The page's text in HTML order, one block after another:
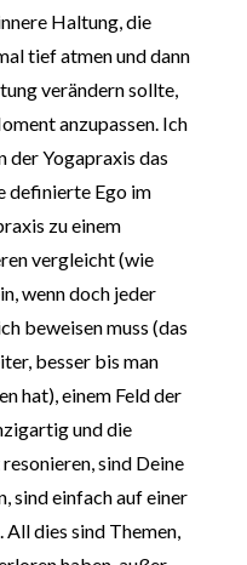
Haltung, die
tief atmen und dann
verändern sollte,
anzupassen. Ich
der Yogapraxis das
definierte Ego im
zu einem
vergleicht (wie
wenn doch jeder
beweisen muss (das
besser bis man
hat), einem Feld der
und die
sind Deine
sind einfach auf einer
dies sind Themen,